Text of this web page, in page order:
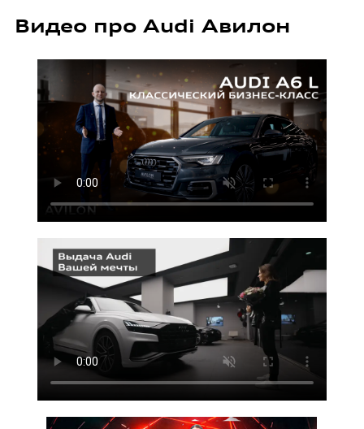
Видео про Audi Авилон